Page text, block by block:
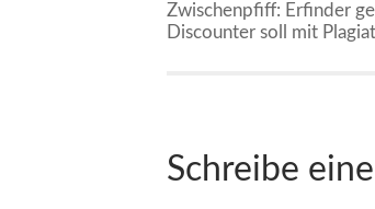
Zwischenpfiff: Erfinder
Discounter soll mit
Schreibe